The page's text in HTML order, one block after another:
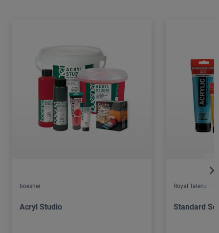
boesner
Acryl Studio
Royal Talens –
Standard